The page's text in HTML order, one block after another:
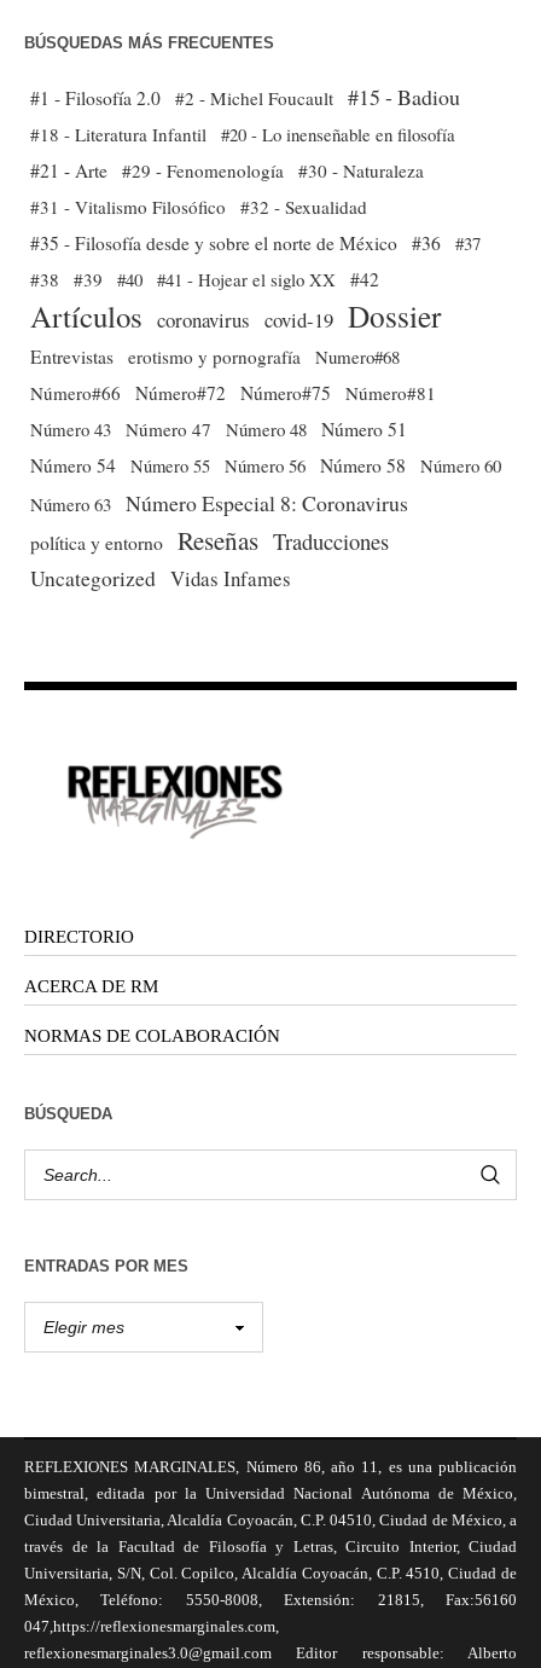
BÚSQUEDAS MÁS FRECUENTES
#1 - Filosofía 2.0 #2 - Michel Foucault #15 - Badiou
#18 - Literatura Infantil #20 - Lo inenseñable en filosofía
#21 - Arte #29 - Fenomenología
#30 - Naturaleza
#31 - Vitalismo Filosófico
#32 - Sexualidad
#35 - Filosofía desde y sobre el norte de México #36 #37
#38
#39 #40 #41 - Hojear el siglo XX #42
Artículos coronavirus covid-19 Dossier
Entrevistas erotismo y pornografía
Numero#68
Número#66
Número#72 Número#75
Número#81
Número 43 Número 47 Número 48 Número 51
Número 54 Número 55 Número 56 Número 58
Número 60
Número 63 Número Especial 8: Coronavirus
política y entorno Reseñas Traducciones
Uncategorized Vidas Infames
DIRECTORIO
ACERCA DE RM
NORMAS DE COLABORACIÓN
BÚSQUEDA
ENTRADAS POR MES
REFLEXIONES MARGINALES, Número 86, año 11, es una publicación
bimestral, editada por la Universidad Nacional Autónoma de México,
Ciudad Universitaria, Alcaldía Coyoacán, C.P. 04510, Ciudad de México, a
través de la Facultad de Filosofía y Letras, Circuito Interior, Ciudad
Universitaria, S/N, Col. Copilco, Alcaldía Coyoacán, C.P. 4510, Ciudad de
México, Teléfono: 5550-8008, Extensión: 21815, Fax:56160
047,https://reflexionesmarginales.com,
reflexionesmarginales3.0@gmail.com Editor responsable: Alberto